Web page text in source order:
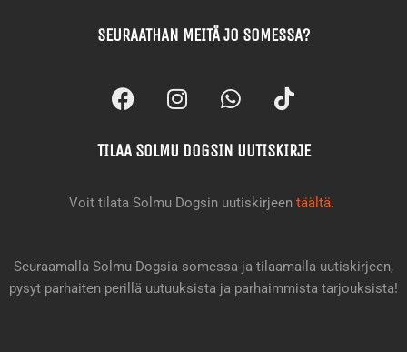
SEURAATHAN MEITÄ JO SOMESSA?
F
a
e
o
I
n
t
g
m
W
h
t
a
T
i
t
k
TILAA SOLMU DOGSIN UUTISKIRJE
Voit tilata Solmu Dogsin uutiskirjeen täältä.
Seuraamalla Solmu Dogsia somessa ja tilaamalla uutiskirjeen,
pysyt parhaiten perillä uutuuksista ja parhaimmista tarjouksista!